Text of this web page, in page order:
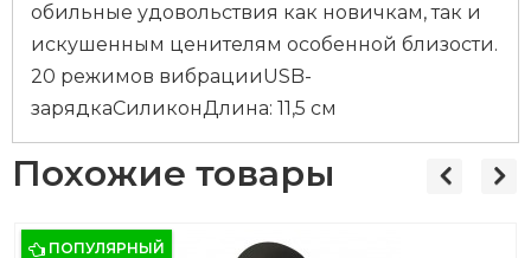
обильные удовольствия как новичкам, так и
искушенным ценителям особенной близости.
20 режимов вибрацииUSB-
зарядкаСиликонДлина: 11,5 см
Похожие товары
ПОПУЛЯРНЫЙ